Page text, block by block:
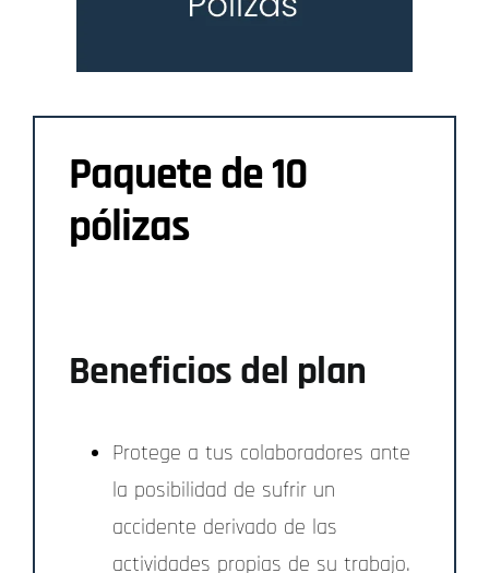
Paquete de 10
pólizas
Beneficios del plan
Protege a tus colaboradores ante
la posibilidad de sufrir un
accidente derivado de las
actividades propias de su trabajo.